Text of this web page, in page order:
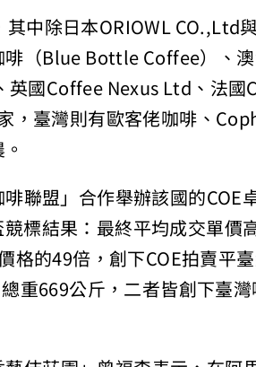
中除日本ORIOWL CO.,Ltd
（Blue Bottle Coffee）、
國Coffee Nexus Ltd、法國
臺灣則有歐客佬咖啡、
聯盟」合作舉辦該國的
標結果：最終平均成交單
的49倍，創下COE拍賣平
重669公斤，二者皆創下臺